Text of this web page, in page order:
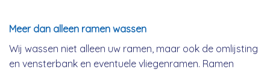
Meer dan alleen ramen wassen
Wij wassen niet alleen uw ramen, maar ook de omlijsting
en vensterbank en eventuele vliegenramen. Ramen